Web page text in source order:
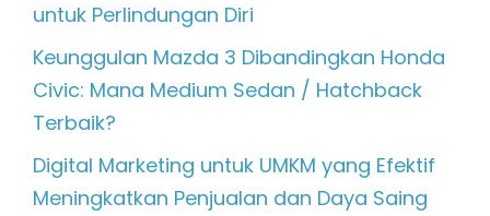
untuk Perlindungan Diri
Keunggulan Mazda 3 Dibandingkan Honda
Civic: Mana Medium Sedan / Hatchback
Terbaik?
Digital Marketing untuk UMKM yang Efektif
Meningkatkan Penjualan dan Daya Saing